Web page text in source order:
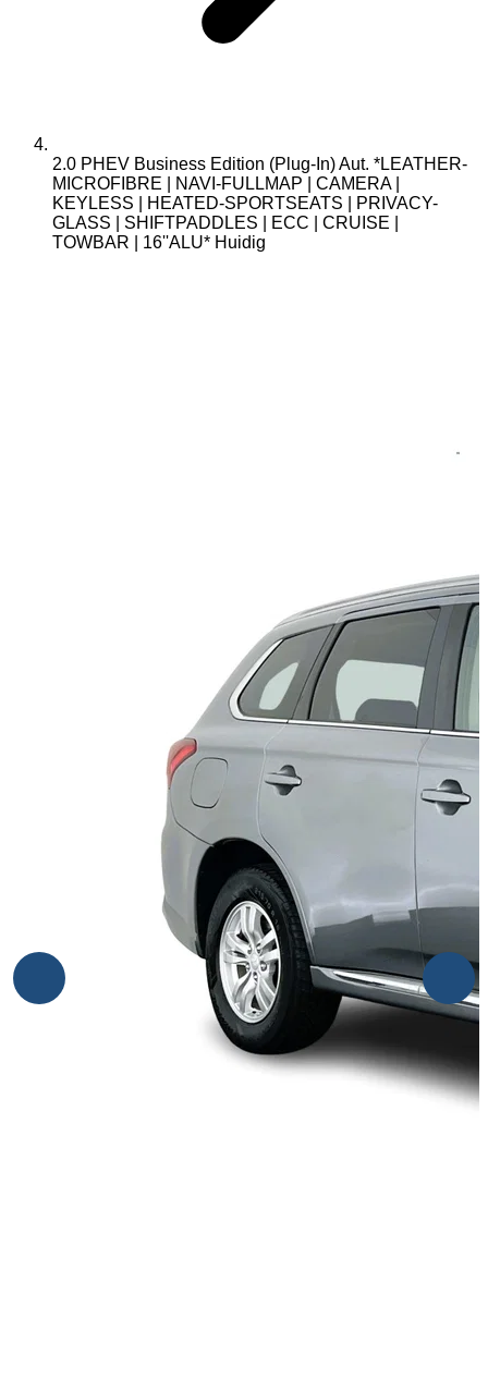
2.0 PHEV Business Edition (Plug-In) Aut. *LEATHER-
MICROFIBRE | NAVI-FULLMAP | CAMERA |
KEYLESS | HEATED-SPORTSEATS | PRIVACY-
GLASS | SHIFTPADDLES | ECC | CRUISE |
TOWBAR | 16''ALU* Huidig